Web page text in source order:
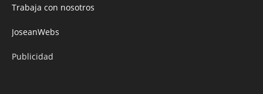
Trabaja con nosotros
JoseanWebs
Publicidad